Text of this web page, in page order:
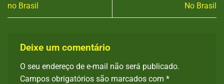
no Brasil
No Brasil
Deixe um comentário
O seu endereço de e-mail não será publicado.
Campos obrigatórios são marcados com *